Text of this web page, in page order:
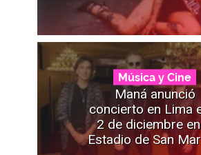
Música y Cine
Maná anunció
concierto en Lima
2 de diciembre
Estadio de San